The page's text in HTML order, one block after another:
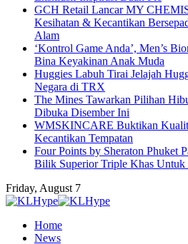
GCH Retail Lancar MY
Kesihatan & Kecantikan
Alam
‘Kontrol Game Anda’, Men’s
Bina Keyakinan Anak Muda
Huggies Labuh Tirai Jelajah
Negara di TRX
The Mines Tawarkan Pilihan
Dibuka Disember Ini
WMSKINCARE Buktikan
Kecantikan Tempatan
Four Points by Sheraton Phuket
Bilik Superior Triple Khas Untuk
Friday, August 7
Home
News